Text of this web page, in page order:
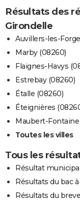
Résultats des
Girondelle
Auvillers-les-
Marby (08260)
Flaignes-Havys
Estrebay (08260)
Étalle (08260)
Éteignières
Maubert-
Toutes les villes
Tous les
Résultat
Résultats du bac
Résultats du